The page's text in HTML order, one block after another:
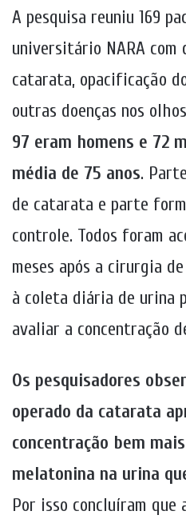
A pesquisa reuniu 169
universitário NARA com
catarata, opacificação
outras doenças nos
97 eram homens e 72
média de 75 anos.
de catarata e parte
controle. Todos foram
meses após a cirurgia
à coleta diária de urina
avaliar a concentração
Os pesquisadores
operado da catarata
concentração bem
melatonina na urina
Por isso concluíram